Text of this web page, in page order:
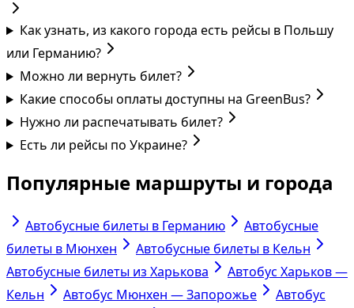
Как узнать, из какого города есть рейсы в Польшу
или Германию?
Можно ли вернуть билет?
Какие способы оплаты доступны на GreenBus?
Нужно ли распечатывать билет?
Есть ли рейсы по Украине?
Популярные маршруты и города
Автобусные билеты в Германию
Автобусные
билеты в Мюнхен
Автобусные билеты в Кельн
Автобусные билеты из Харькова
Автобус Харьков —
Кельн
Автобус Мюнхен — Запорожье
Автобус